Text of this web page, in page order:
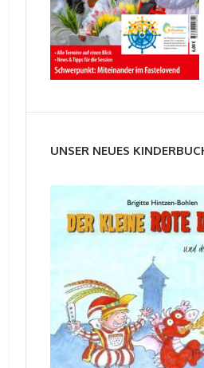
UNSER NEUES